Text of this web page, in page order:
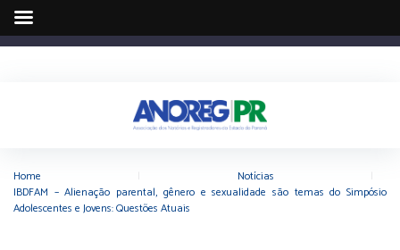
Home Notícias
IBDFAM – Alienação parental, gênero e sexualidade são temas do Simpósio
Adolescentes e Jovens: Questões Atuais